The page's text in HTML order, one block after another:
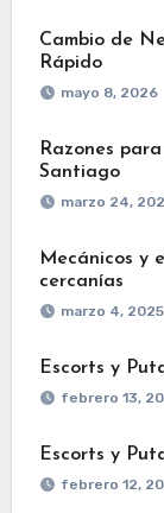
Cambio de
Rápido
mayo 8, 2026
Razones
Santiago
marzo 24,
Mecánicos y
cercanías
marzo 4, 2025
Escorts y
febrero 13,
Escorts y
febrero 12,